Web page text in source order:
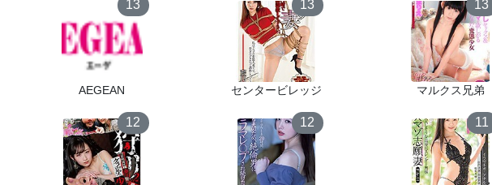
13
AEGEAN
13
センタービレッジ
13
マルクス兄弟
12 12 11